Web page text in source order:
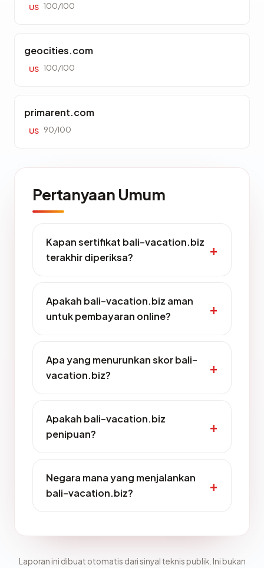
US 100/100
geocities.com
US 100/100
primarent.com
US 90/100
Pertanyaan Umum
Kapan sertifikat bali-vacation.biz
terakhir diperiksa?
Apakah bali-vacation.biz aman
untuk pembayaran online?
Apa yang menurunkan skor bali-
vacation.biz?
Apakah bali-vacation.biz
penipuan?
Negara mana yang menjalankan
bali-vacation.biz?
Laporan ini dibuat otomatis dari sinyal teknis publik. Ini bukan